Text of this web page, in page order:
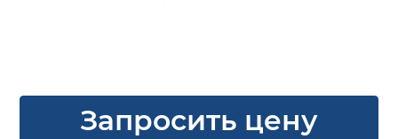
Запросить цену